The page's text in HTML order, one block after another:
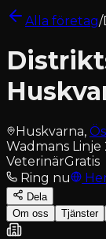
Alla företag/
Huskvarna,
Wadmans Linje
VeterinärGratis
Ring nu
Dela
Om oss
Tjänster